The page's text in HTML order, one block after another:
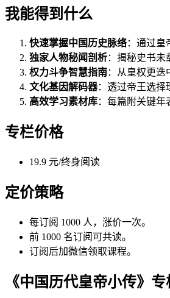
我能得到什么
快速掌握中国历史脉络：通过皇
独家人物秘闻剖析：揭秘史书未
权力斗争智慧指南：从皇权更迭
文化基因解码器：透过帝王选择
高效学习素材库：每篇附关键年
专栏价格
19.9 元/终身阅读
定价策略
每订阅 1000 人，涨价一次。
前 1000 名订阅可共读。
订阅后加微信领取课程。
《中国历代皇帝小传》